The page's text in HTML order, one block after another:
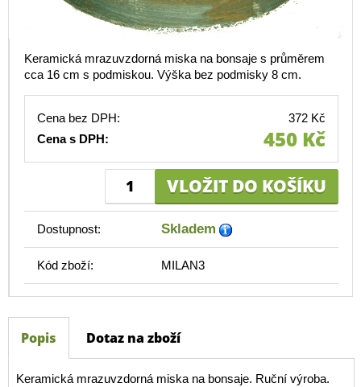
Keramická mrazuvzdorná miska na bonsaje s průměrem
cca 16 cm s podmiskou. Výška bez podmisky 8 cm.
Cena bez DPH:
372 Kč
Cena s DPH:
450 Kč
Dostupnost: Skladem
Kód zboží: MILAN3
Popis Dotaz na zboží
Keramická mrazuvzdorná miska na bonsaje. Ruční výroba.